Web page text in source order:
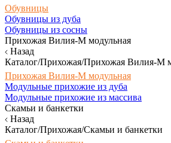
Обувницы
Обувницы из дуба
Обувницы из сосны
Прихожая Вилия-М модульная
Назад
Каталог/Прихожая/Прихожая Вилия-М
Прихожая Вилия-М модульная
Модульные прихожие из дуба
Модульные прихожие из массива
Скамьи и банкетки
Назад
Каталог/Прихожая/Скамьи и банкетки